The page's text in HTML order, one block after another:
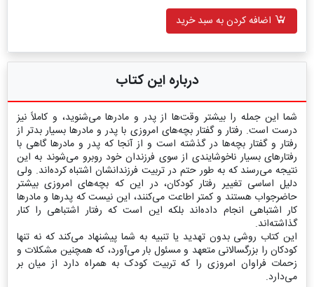
اضافه کردن به سبد خرید
درباره این کتاب
شما این جمله را بیشتر وقت‌ها از پدر و مادرها می‌شنوید، و کاملاً نیز
درست است. رفتار و گفتار بچه‌های امروزی با پدر و مادرها بسیار بدتر از
رفتار و گفتار بچه‌ها در گذشته است و از آنجا که پدر و مادرها گاهی با
رفتارهای بسیار ناخوشایندی از سوی فرزندان خود روبرو می‌شوند به این
نتیجه می‌رسند که به طور حتم در تربیت فرزندانشان اشتباه کرده‌اند. ولی
دلیل اساسی تغییر رفتار کودکان، در این که بچه‌های امروزی بیشتر
حاضرجواب هستند و کمتر اطاعت می‌کنند، این نیست که پدرها و مادرها
کار اشتباهی انجام داده‌اند بلکه این است که رفتار اشتباهی را کنار
گذاشته‌اند.
این کتاب روشی بدون تهدید یا تنبیه به شما پیشنهاد می‌کند که نه تنها
کودکان را بزرگسالانی متعهد و مسئول بار می‌آورد، که همچنین مشکلات و
زحمات فراوان امروزی را که تربیت کودک به همراه دارد از میان بر
می‌دارد.